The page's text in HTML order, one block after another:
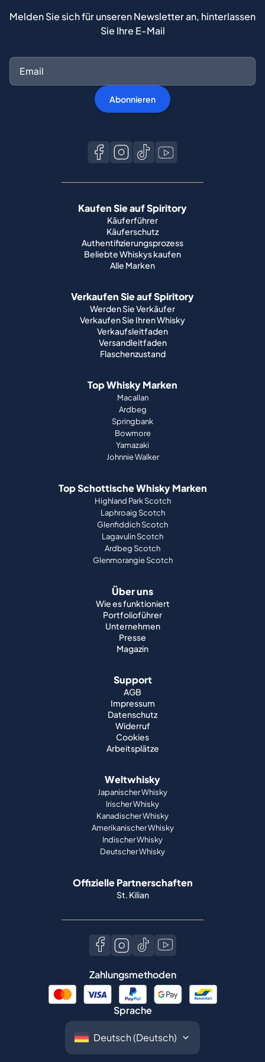
Melden Sie sich für unseren Newsletter an, hinterlassen
Sie Ihre E-Mail
Abonnieren
Kaufen Sie auf Spiritory
Käuferführer
Käuferschutz
Authentifizierungsprozess
Beliebte Whiskys kaufen
Alle Marken
Verkaufen Sie auf Spiritory
Werden Sie Verkäufer
Verkaufen Sie Ihren Whisky
Verkaufsleitfaden
Versandleitfaden
Flaschenzustand
Top Whisky Marken
Macallan
Ardbeg
Springbank
Bowmore
Yamazaki
Johnnie Walker
Top Schottische Whisky Marken
Highland Park Scotch
Laphroaig Scotch
Glenfiddich Scotch
Lagavulin Scotch
Ardbeg Scotch
Glenmorangie Scotch
Über uns
Wie es funktioniert
Portfolioführer
Unternehmen
Presse
Magazin
Support
AGB
Impressum
Datenschutz
Widerruf
Cookies
Arbeitsplätze
Weltwhisky
Japanischer Whisky
Irischer Whisky
Kanadischer Whisky
Amerikanischer Whisky
Indischer Whisky
Deutscher Whisky
Offizielle Partnerschaften
St. Kilian
Zahlungsmethoden
Sprache